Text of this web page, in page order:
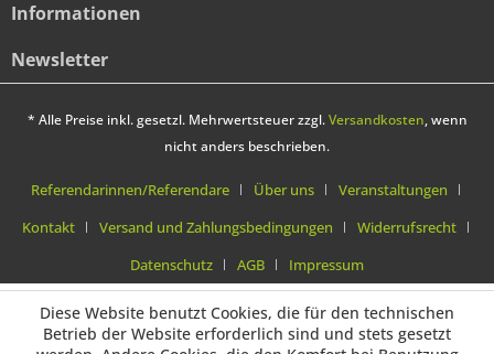
Informationen
Newsletter
* Alle Preise inkl. gesetzl. Mehrwertsteuer zzgl.Versandkosten, wenn
nicht anders beschrieben.
Referendarinnen/Referendare Über uns
Veranstaltungen
Kontakt
Versand und Zahlungsbedingungen
Widerrufsrecht
Datenschutz
AGB Impressum
Diese Website benutzt Cookies, die für den technischen
Betrieb der Website erforderlich sind und stets gesetzt